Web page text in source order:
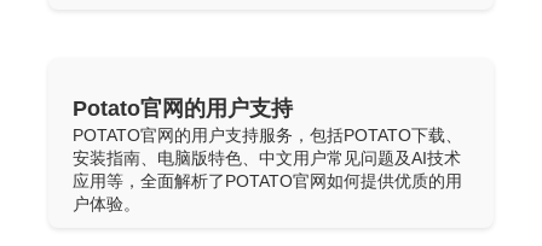
Potato官网的用户支持
POTATO官网的用户支持服务，包括POTATO下载、
安装指南、电脑版特色、中文用户常见问题及AI技术
应用等，全面解析了POTATO官网如何提供优质的用
户体验。